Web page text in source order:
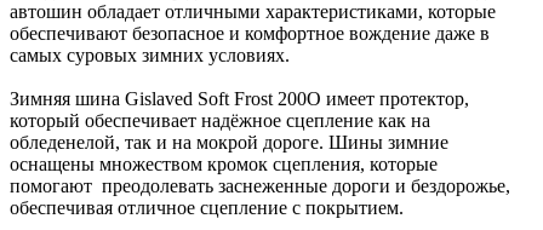
автошин обладает отличными характеристиками, которые
обеспечивают безопасное и комфортное вождение даже в
самых суровых зимних условиях.
Зимняя шина Gislaved Soft Frost 200О имеет протектор,
который обеспечивает надёжное сцепление как на
обледенелой, так и на мокрой дороге. Шины зимние
оснащены множеством кромок сцепления, которые
помогают преодолевать заснеженные дороги и бездорожье,
обеспечивая отличное сцепление с покрытием.